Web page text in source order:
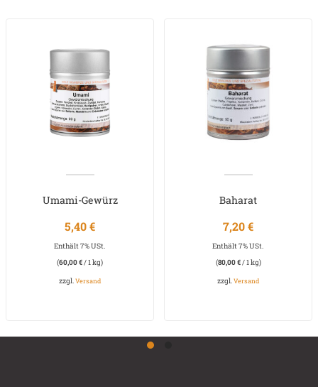
Umami-Gewürz
5,40€
Enthält 7% USt.
(60,00€/ 1 kg)
zzgl.Versand
Baharat
7,20€
Enthält 7% USt.
(80,00€/ 1 kg)
zzgl.Versand